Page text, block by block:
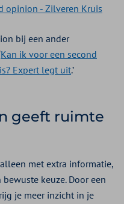
opinion - Zilveren Kruis
bij een ander
Kan ik voor een second
Expert legt uit.’
geeft ruimte
met extra informatie,
keuze. Door een
je meer inzicht in je